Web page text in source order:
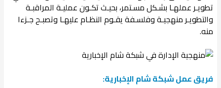
تطويـر عملهـا بشـكل مسـتمر، بحيـث تكـون عمليـة المراقبـة
والتطويـر منهجيـة وفلسـفة يقـوم النظـام عليهـا وتصبـح جـزءا
منه.
فريق عمل شبكة شام الإخبارية: